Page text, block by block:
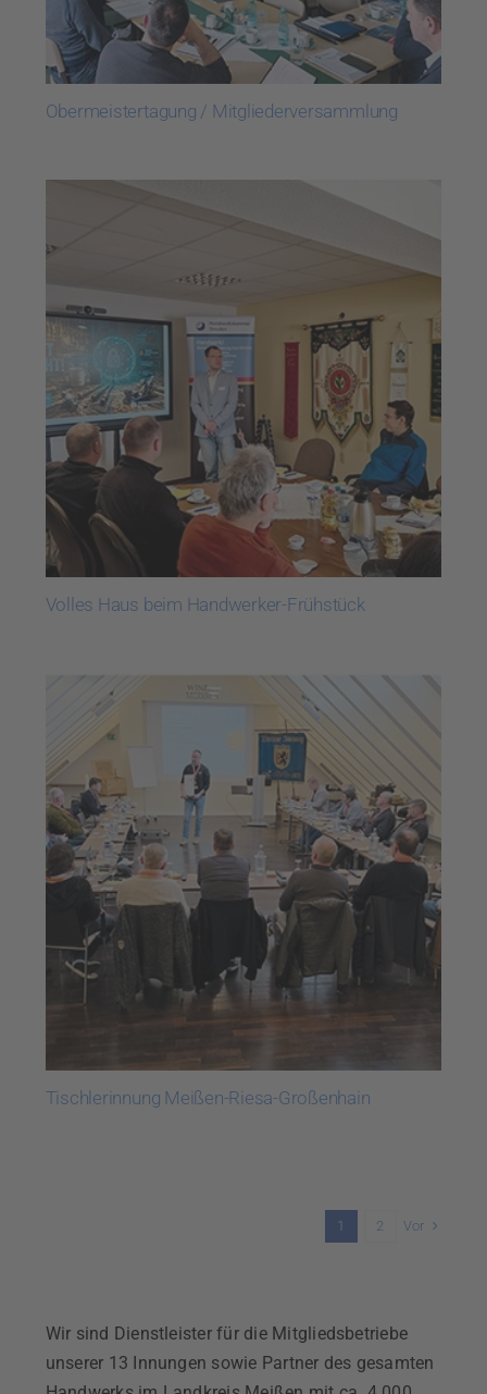
Obermeistertagung / Mitgliederversammlung
Volles Haus beim Handwerker-Frühstück
Tischlerinnung Meißen-Riesa-Großenhain
1 2 Vor
Wir sind Dienstleister für die Mitgliedsbetriebe
unserer 13 Innungen sowie Partner des gesamten